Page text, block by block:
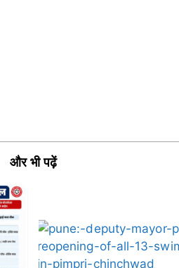
और भी पढ़ें